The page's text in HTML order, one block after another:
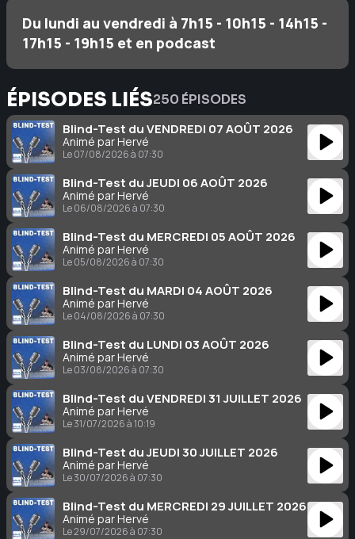
Du lundi au vendredi à 7h15 - 10h15 - 14h15 -
17h15 - 19h15 et en podcast
ÉPISODES LIÉS250 ÉPISODES
Blind-Test du VENDREDI 07 AOÛT 2026
Animé par Hervé
Le 07/08/2026 à 07:30
Blind-Test du JEUDI 06 AOÛT 2026
Animé par Hervé
Le 06/08/2026 à 07:30
Blind-Test du MERCREDI 05 AOÛT 2026
Animé par Hervé
Le 05/08/2026 à 07:30
Blind-Test du MARDI 04 AOÛT 2026
Animé par Hervé
Le 04/08/2026 à 07:30
Blind-Test du LUNDI 03 AOÛT 2026
Animé par Hervé
Le 03/08/2026 à 07:30
Blind-Test du VENDREDI 31 JUILLET 2026
Animé par Hervé
Le 31/07/2026 à 10:19
Blind-Test du JEUDI 30 JUILLET 2026
Animé par Hervé
Le 30/07/2026 à 07:30
Blind-Test du MERCREDI 29 JUILLET 2026
Animé par Hervé
Le 29/07/2026 à 07:30